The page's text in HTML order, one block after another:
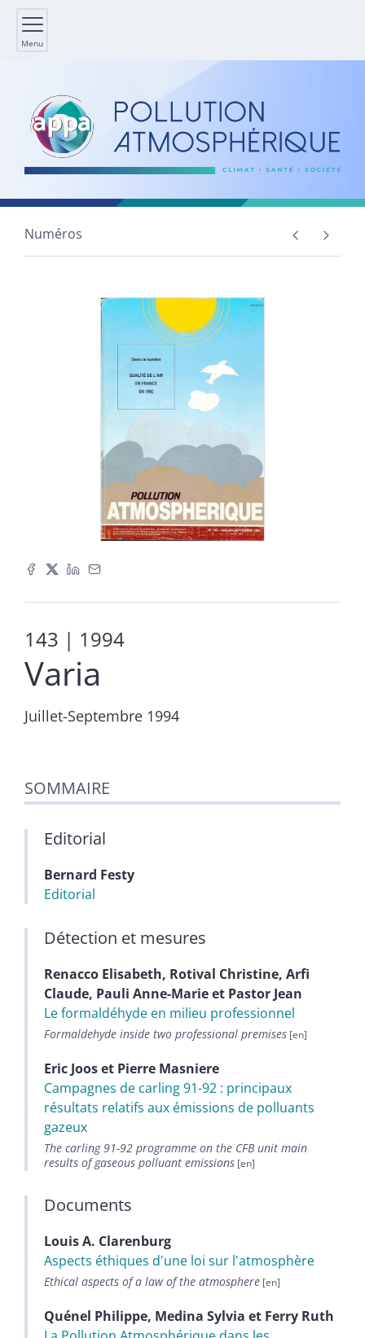
Menu
Numéros
143 | 1994
Varia
Juillet-Septembre 1994
SOMMAIRE
Editorial
Bernard Festy
Editorial
Détection et mesures
Renacco Elisabeth, Rotival Christine, Arfi
Claude, Pauli Anne-Marieet Pastor Jean
Le formaldéhyde en milieu professionnel
Formaldehyde inside two professional premises
Eric Jooset Pierre Masniere
Campagnes de carling 91-92 : principaux
résultats relatifs aux émissions de polluants
gazeux
The carling 91-92 programme on the CFB unit main
results of gaseous polluant emissions
Documents
Louis A. Clarenburg
Aspects éthiques d'une loi sur l'atmosphère
Ethical aspects of a law of the atmosphere
Quénel Philippe, Medina Sylvia et Ferry Ruth